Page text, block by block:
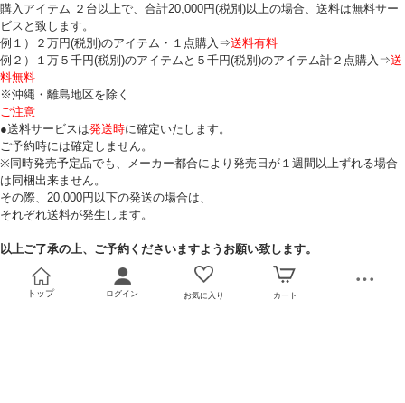
購入アイテム ２台以上で、合計20,000円(税別)以上の場合、送料は無料サー
ビスと致します。
例１）２万円(税別)のアイテム・１点購入⇒送料有料
例２）１万５千円(税別)のアイテムと５千円(税別)のアイテム計２点購入⇒送
料無料
※沖縄・離島地区を除く
ご注意
●送料サービスは発送時に確定いたします。
ご予約時には確定しません。
※同時発売予定品でも、メーカー都合により発売日が１週間以上ずれる場合
は同梱出来ません。
その際、20,000円以下の発送の場合は、
それぞれ送料が発生します。
以上ご了承の上、ご予約くださいますようお願い致します。
トップ ログイン お気に入り カート